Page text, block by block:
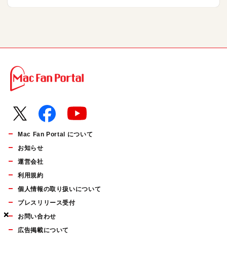
×
×
×
Mac Fan Portal について
お知らせ
運営会社
利用規約
個人情報の取り扱いについて
プレスリリース受付
お問い合わせ
広告掲載について